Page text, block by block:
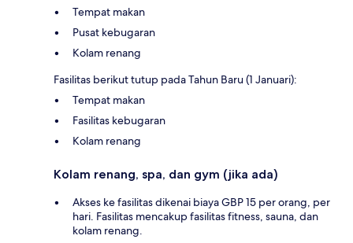
Tempat makan
Pusat kebugaran
Kolam renang
Fasilitas berikut tutup pada Tahun Baru (1 Januari):
Tempat makan
Fasilitas kebugaran
Kolam renang
Kolam renang, spa, dan gym (jika ada)
Akses ke fasilitas dikenai biaya GBP 15 per orang, per
hari. Fasilitas mencakup fasilitas fitness, sauna, dan
kolam renang.